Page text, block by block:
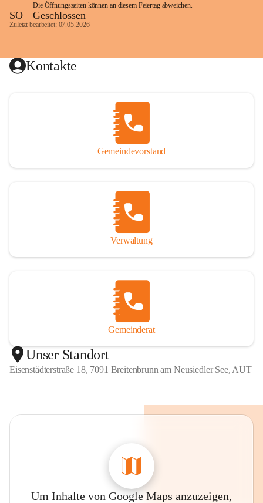
Die Öffnungszeiten können an diesem Feiertag abweichen.
SO Geschlossen
Zuletzt bearbeitet: 07.05.2026
Kontakte
Gemeindevorstand
Verwaltung
Gemeinderat
Unser Standort
Eisenstädterstraße 18, 7091 Breitenbrunn am Neusiedler See, AUT
Um Inhalte von Google Maps anzuzeigen,